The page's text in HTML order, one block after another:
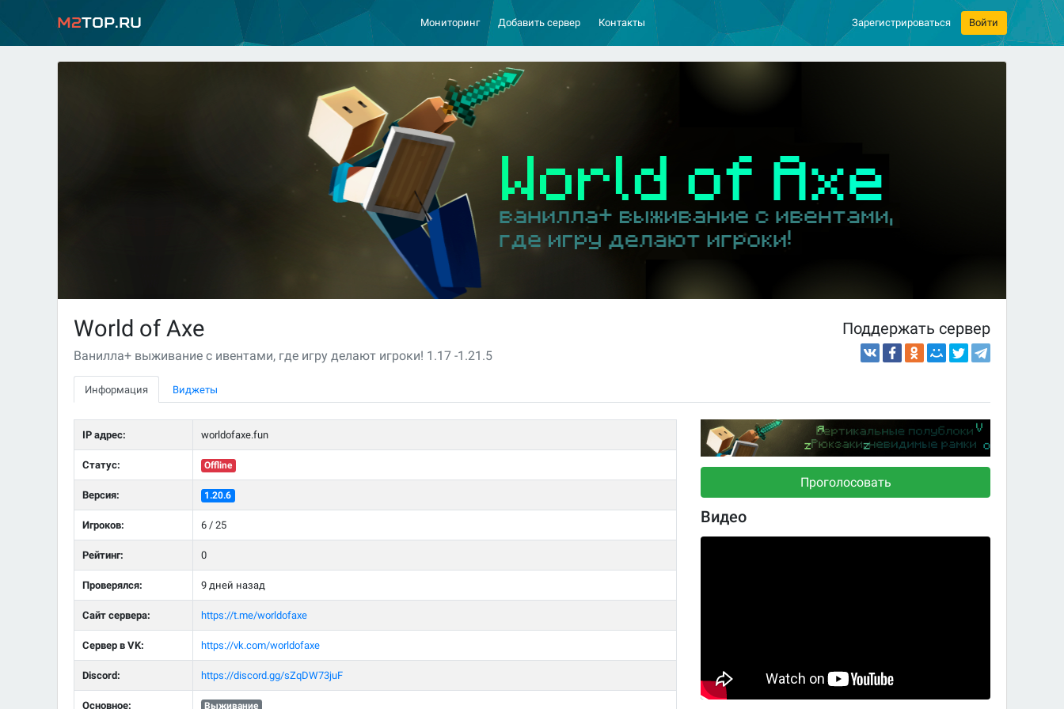
M2Top.ru Мониторинг Добавить сервер Контакты Зарегистрироваться Войти
World of Axe
Ванилла+ выживание с ивентами, где игру делают игроки! 1.17 -1.21.5
Поддержать сервер
Информация Виджеты
IP адрес: worldofaxe.fun
Статус: Offline
Версия: 1.20.6
Игроков: 6 / 25
Рейтинг: 0
Проверялся: 9 дней назад
Сайт сервера: https://t.me/worldofaxe
Сервер в VK: https://vk.com/worldofaxe
Discord: https://discord.gg/sZqDW73juF
Основное: Выживание
Проголосовать
Видео